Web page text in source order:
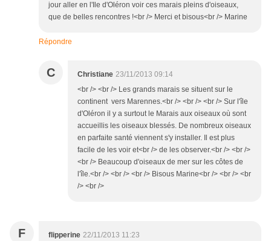
jour aller en l'Ile d'Oléron voir ces marais pleins d'oiseaux,
que de belles rencontres !<br /> Merci et bisous<br /> Marine
Répondre
C Christiane 23/11/2013 09:14
<br /> <br /> Les grands marais se situent sur le
continent vers Marennes.<br /> <br /> <br /> Sur l'île
d'Oléron il y a surtout le Marais aux oiseaux où sont
accueillis les oiseaux blessés. De nombreux oiseaux
en parfaite santé viennent s'y installer. Il est plus
facile de les voir et<br /> de les observer.<br /> <br />
<br /> Beaucoup d'oiseaux de mer sur les côtes de
l'île.<br /> <br /> <br /> Bisous Marine<br /> <br /> <br
/> <br />
F flipperine 22/11/2013 11:23